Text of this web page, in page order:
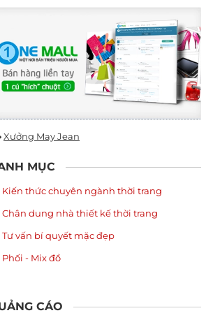
Xưởng May Jean
MỤC
Kiến thức chuyên ngành thời trang
Chân dung nhà thiết kế thời trang
Tư vấn bí quyết mặc đẹp
Phối - Mix đồ
CÁO